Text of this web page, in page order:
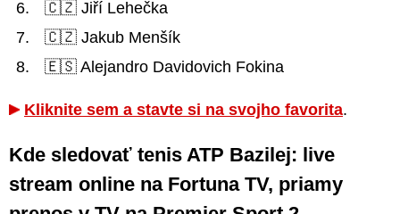
🇨🇿 Jiří Lehečka
🇨🇿 Jakub Menšík
🇪🇸 Alejandro Davidovich Fokina
Kliknite sem a stavte si na svojho favorita.
Kde sledovať tenis ATP Bazilej: live
stream online na Fortuna TV, priamy